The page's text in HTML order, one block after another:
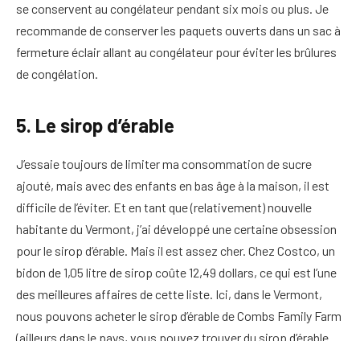
se conservent au congélateur pendant six mois ou plus. Je
recommande de conserver les paquets ouverts dans un sac à
fermeture éclair allant au congélateur pour éviter les brûlures
de congélation.
5. Le sirop d’érable
J’essaie toujours de limiter ma consommation de sucre
ajouté, mais avec des enfants en bas âge à la maison, il est
difficile de l’éviter. Et en tant que (relativement) nouvelle
habitante du Vermont, j’ai développé une certaine obsession
pour le sirop d’érable. Mais il est assez cher. Chez Costco, un
bidon de 1,05 litre de sirop coûte 12,49 dollars, ce qui est l’une
des meilleures affaires de cette liste. Ici, dans le Vermont,
nous pouvons acheter le sirop d’érable de Combs Family Farm
(ailleurs dans le pays, vous pouvez trouver du sirop d’érable